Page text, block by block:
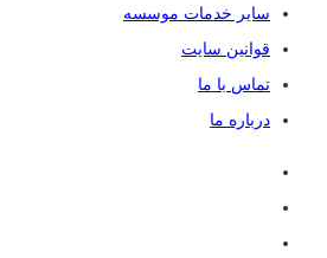
سایر خدمات موسسه
قوانین سایت
تماس با ما
درباره ما